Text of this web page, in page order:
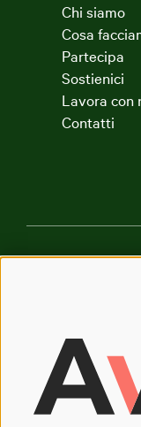
Chi siamo
Cosa
Partecipa
Sostienici
Lavora con
Contatti